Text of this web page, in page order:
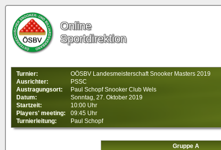
Online
Sportdirektion
Turnier:
OÖSBV Landesmeisterschaft Snooker Masters 2019
Ausrichter:
PSSC
Austragungsort:
Paul Schopf Snooker Club Wels
Datum:
Sonntag, 27. Oktober 2019
Startzeit:
10:00 Uhr
Players' meeting:
09:45 Uhr
Turnierleitung:
Paul Schopf
Gruppe A